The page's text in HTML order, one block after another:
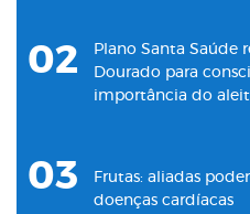
Santa Saúde
unidade de coleta
com o Plano Santa
02
Plano Santa Saúde
Dourado para
importância do
03
Frutas: aliadas
doenças cardíacas